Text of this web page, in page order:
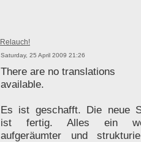
Relauch!
Saturday, 25 April 2009 21:26
There are no translations
available.
Es ist geschafft. Die neue
ist fertig. Alles ein
aufgeräumter und